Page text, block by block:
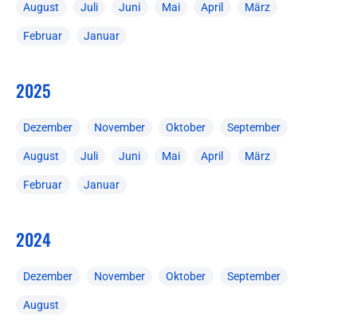
August Juli Juni Mai April März
Februar Januar
2025
Dezember November Oktober September
August Juli Juni Mai April März
Februar Januar
2024
Dezember November Oktober September
August